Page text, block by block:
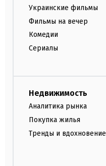
Украинские фильмы
Фильмы на вечер
Комедии
Сериалы
Недвижимость
Аналитика рынка
Покупка жилья
Тренды и вдохновение